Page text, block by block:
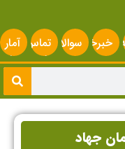
خبرخوانسوالات
متداول
تماس
با ما
آمار
جهاد